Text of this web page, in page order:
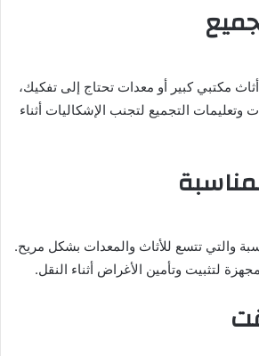
مكتبي كبير أو معدات تحتاج إلى تفكيك،
التجميع لتجنب الإشكاليات أثناء
والتي تتسع للأثاث والمعدات بشكل مريح.
لتثبيت وتأمين الأغراض أثناء النقل.